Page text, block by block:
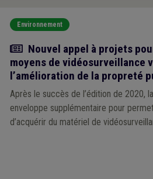
Environnement
Actualité
Nouvel appel à projets
moyens de vidéosurveillance
l’amélioration de la propreté
Après le succès de l’édition de 2020,
enveloppe supplémentaire pour
d’acquérir du matériel de